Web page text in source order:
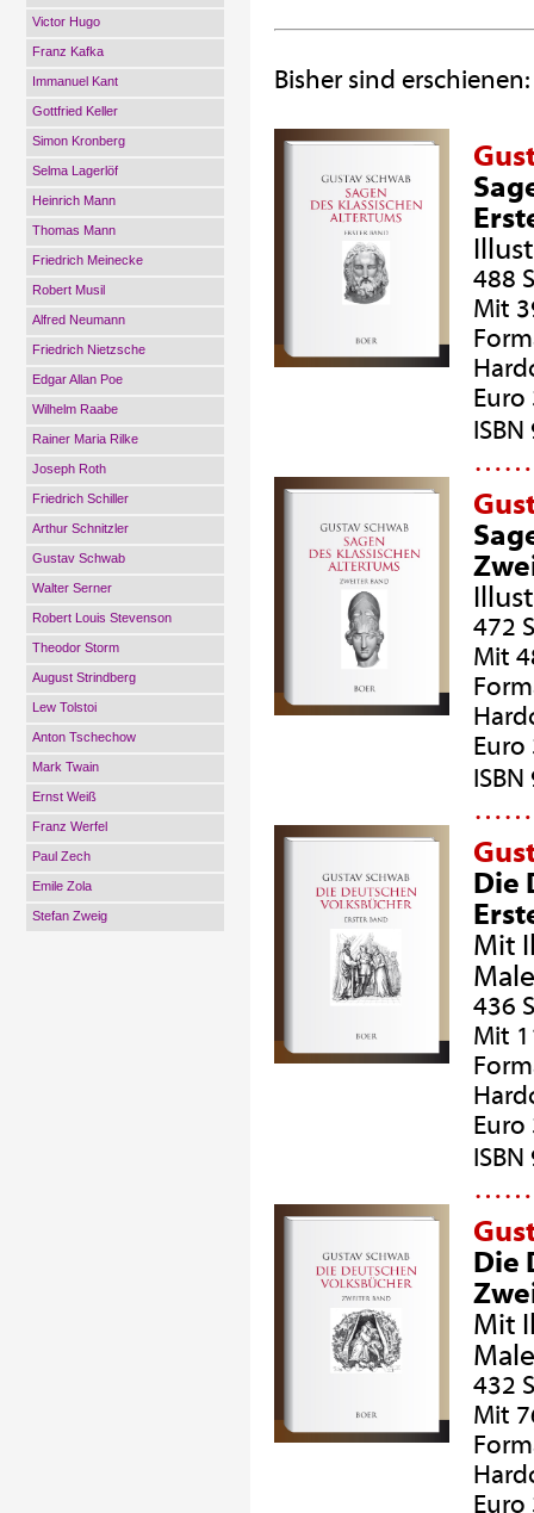
Victor Hugo
Franz Kafka
Immanuel Kant
Gottfried Keller
Simon Kronberg
Selma Lagerlöf
Heinrich Mann
Thomas Mann
Friedrich Meinecke
Robert Musil
Alfred Neumann
Friedrich Nietzsche
Edgar Allan Poe
Wilhelm Raabe
Rainer Maria Rilke
Joseph Roth
Friedrich Schiller
Arthur Schnitzler
Gustav Schwab
Walter Serner
Robert Louis Stevenson
Theodor Storm
August Strindberg
Lew Tolstoi
Anton Tschechow
Mark Twain
Ernst Weiß
Franz Werfel
Paul Zech
Emile Zola
Stefan Zweig
Bisher sind erschienen:
488
Mit
Euro
472
Mit
Euro
Die
Mit
436
Mit
Euro
Die
Mit
432
Mit
Euro